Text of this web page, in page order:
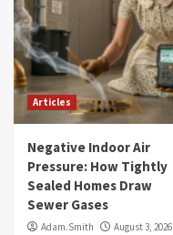
Articles
Negative Indoor Air
Pressure: How Tightly
Sealed Homes Draw
Sewer Gases
Adam.Smith
August 3, 2026